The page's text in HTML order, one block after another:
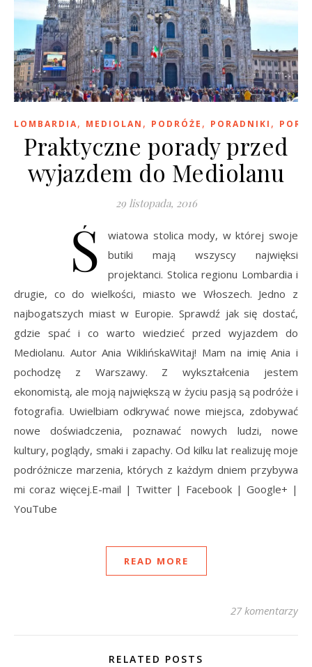
LOMBARDIA, MEDIOLAN , PODRÓŻE , PORADNIKI ,
Praktyczne porady przed
wyjazdem do Mediolanu
29 listopada, 2016
Ś
wiatowa stolica mody, w której swoje
butiki mają wszyscy najwięksi
projektanci. Stolica regionu Lombardia i
drugie, co do wielkości, miasto we Włoszech. Jedno z
najbogatszych miast w Europie. Sprawdź jak się dostać,
gdzie spać i co warto wiedzieć przed wyjazdem do
Mediolanu. Autor Ania WiklińskaWitaj! Mam na imię Ania i
pochodzę z Warszawy. Z wykształcenia jestem
ekonomistą, ale moją największą w życiu pasją są podróże i
fotografia. Uwielbiam odkrywać nowe miejsca, zdobywać
nowe doświadczenia, poznawać nowych ludzi, nowe
kultury, poglądy, smaki i zapachy. Od kilku lat realizuję moje
podróżnicze marzenia, których z każdym dniem przybywa
mi coraz więcej.E-mail | Twitter | Facebook | Google+ |
YouTube
READ MORE
27 komentarzy
RELATED POSTS